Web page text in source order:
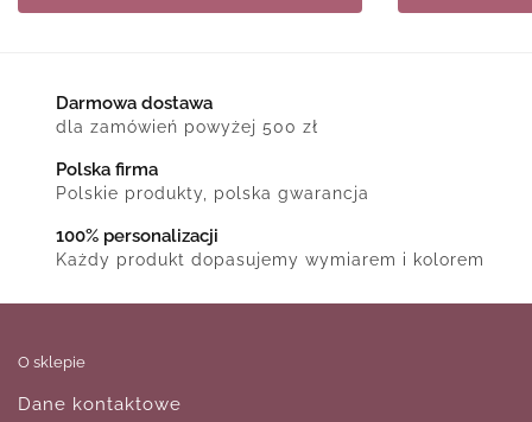
Darmowa dostawa
dla zamówień powyżej 500 zł
Polska firma
Polskie produkty, polska gwarancja
100% personalizacji
Każdy produkt dopasujemy wymiarem i kolorem
O sklepie
Dane kontaktowe